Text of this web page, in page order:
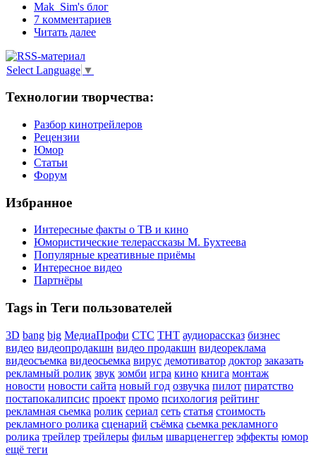
Mak_Sim's блог
7 кoммeнтаpиев
Читать далее
Select Language ▼
Технологии творчества:
Разбор кинотрейлеров
Рецензии
Юмор
Статьи
Форум
Избранное
Интересные факты о ТВ и кино
Юмористические телерассказы М. Бухтеева
Популярные креативные приёмы
Интересное видео
Партнёры
Tags in Теги пользователей
3D bang big МедиаПрофи СТС ТНТ аудиорассказ бизнес
видео видеопродакшн видео продакшн видеореклама
видеосъемка видеосьемка вирус демотиватор доктор заказать
рекламный ролик звук зомби игра кино книга монтаж
новости новости сайта новый год озвучка пилот пиратство
постапокалипсис проект промо психология рейтинг
рекламная сьемка ролик сериал сеть статья стоимость
рекламного ролика сценарий съёмка сьемка рекламного
ролика трейлер трейлеры фильм шварценеггер эффекты юмор
ещё теги